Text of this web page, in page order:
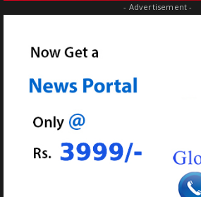
- Advertisement -